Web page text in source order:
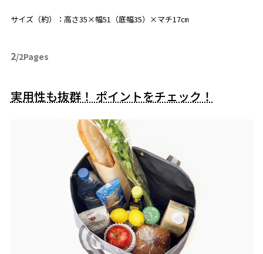
サイズ（約）：高さ35×幅51（底幅35）×マチ17㎝
2/2Pages
実用性も抜群！ ポイントをチェック！